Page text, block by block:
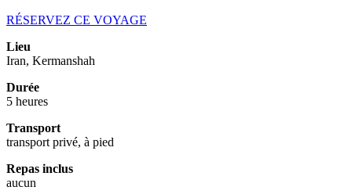
RÉSERVEZ CE VOYAGE
Lieu
Iran, Kermanshah
Durée
5 heures
Transport
transport privé, à pied
Repas inclus
aucun